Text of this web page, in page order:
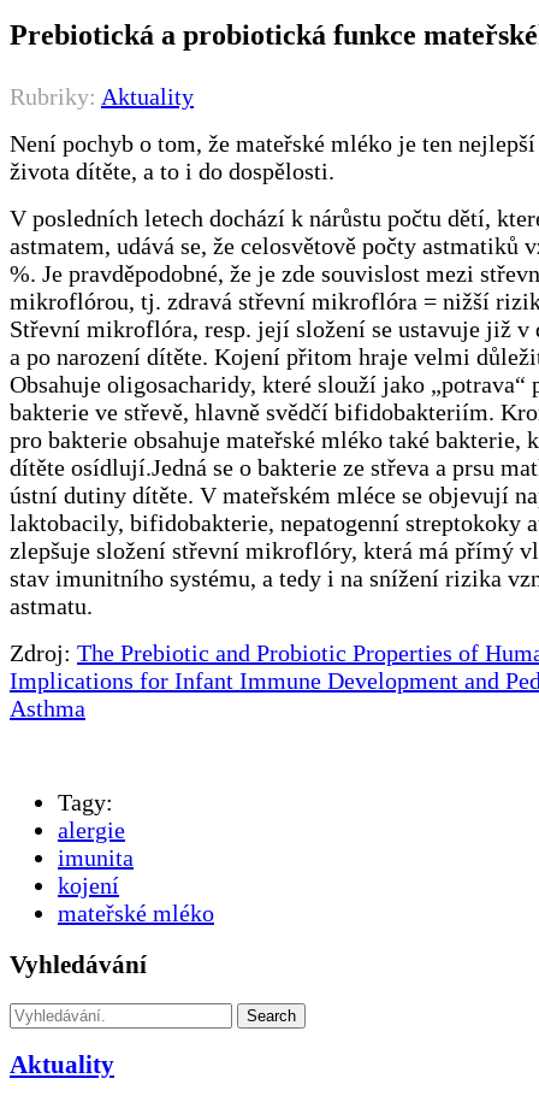
Prebiotická a probiotická funkce
Rubriky: Aktuality
Není pochyb o tom, že mateřské mléko je ten
života dítěte, a to i do dospělosti.
V posledních letech dochází k nárůstu počtu dětí,
astmatem, udává se, že celosvětově počty astmatiků
%. Je pravděpodobné, že je zde souvislost mezi
mikroflórou, tj. zdravá střevní mikroflóra = nižší
Střevní mikroflóra, resp. její složení se ustavuje již v
a po narození dítěte. Kojení přitom hraje velmi
Obsahuje oligosacharidy, které slouží jako „potrava“
bakterie ve střevě, hlavně svědčí bifidobakteriím.
pro bakterie obsahuje mateřské mléko také bakterie,
dítěte osídlují.Jedná se o bakterie ze střeva a prsu
ústní dutiny dítěte. V mateřském mléce se objevují
laktobacily, bifidobakterie, nepatogenní streptokoky
zlepšuje složení střevní mikroflóry, která má přímý
stav imunitního systému, a tedy i na snížení rizika
astmatu.
Zdroj: The Prebiotic and Probiotic Properties of
Implications for Infant Immune Development and
Asthma
Tagy:
alergie
imunita
kojení
mateřské mléko
Vyhledávání
Search
Aktuality